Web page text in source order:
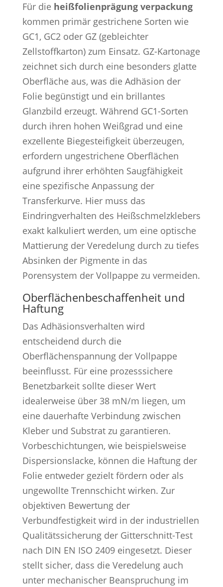
Für die heißfolienprägung verpackung
kommen primär gestrichene Sorten wie
GC1, GC2 oder GZ (gebleichter
Zellstoffkarton) zum Einsatz. GZ-Kartonage
zeichnet sich durch eine besonders glatte
Oberfläche aus, was die Adhäsion der
Folie begünstigt und ein brillantes
Glanzbild erzeugt. Während GC1-Sorten
durch ihren hohen Weißgrad und eine
exzellente Biegesteifigkeit überzeugen,
erfordern ungestrichene Oberflächen
aufgrund ihrer erhöhten Saugfähigkeit
eine spezifische Anpassung der
Transferkurve. Hier muss das
Eindringverhalten des Heißschmelzklebers
exakt kalkuliert werden, um eine optische
Mattierung der Veredelung durch zu tiefes
Absinken der Pigmente in das
Porensystem der Vollpappe zu vermeiden.
Oberflächenbeschaffenheit und
Haftung
Das Adhäsionsverhalten wird
entscheidend durch die
Oberflächenspannung der Vollpappe
beeinflusst. Für eine prozesssichere
Benetzbarkeit sollte dieser Wert
idealerweise über 38 mN/m liegen, um
eine dauerhafte Verbindung zwischen
Kleber und Substrat zu garantieren.
Vorbeschichtungen, wie beispielsweise
Dispersionslacke, können die Haftung der
Folie entweder gezielt fördern oder als
ungewollte Trennschicht wirken. Zur
objektiven Bewertung der
Verbundfestigkeit wird in der industriellen
Qualitätssicherung der Gitterschnitt-Test
nach DIN EN ISO 2409 eingesetzt. Dieser
stellt sicher, dass die Veredelung auch
unter mechanischer Beanspruchung im